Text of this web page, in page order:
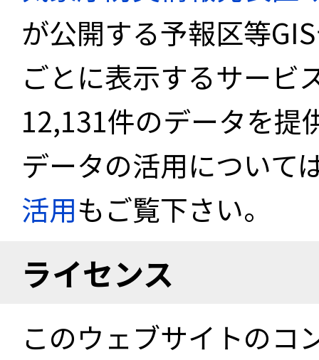
が公開する予報区等
ごとに表示するサービ
12,131件のデータを提
データの活用について
活用もご覧下さい。
ライセンス
このウェブサイトのコ